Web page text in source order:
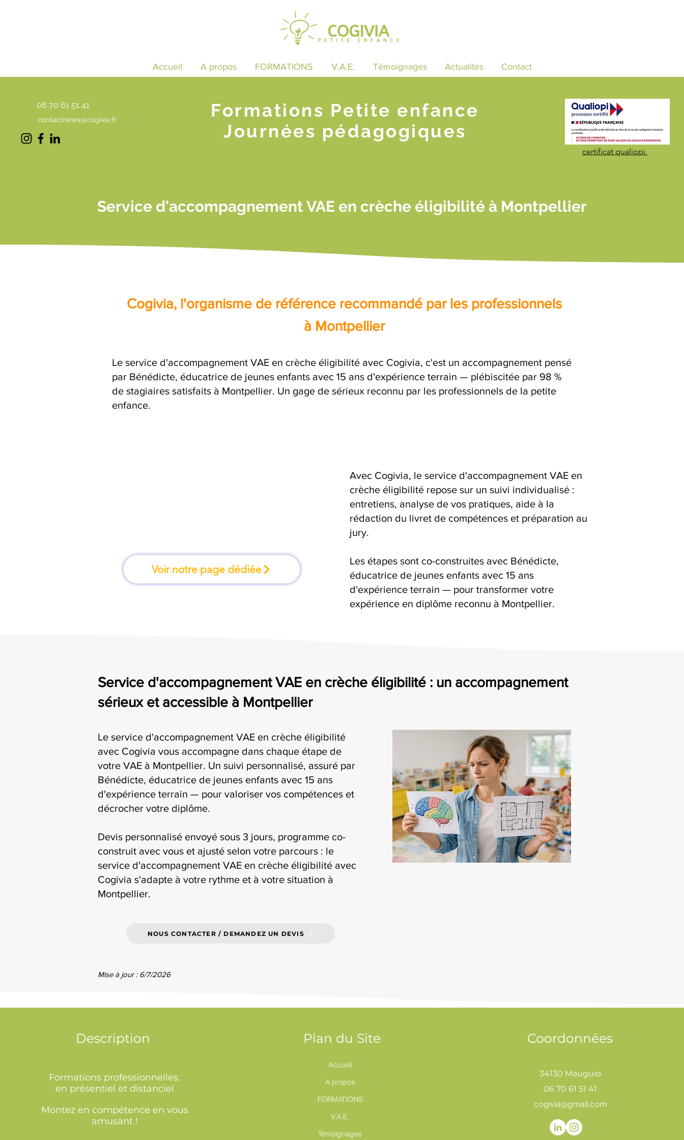
Accueil A propos FORMATIONS V.A.E. Témoignages Actualités Contact
06 70 61 51 41
contactnews@cogivia.fr
Formations Petite enfance
Journées pédagogiques
certificat qualiopi
Service d'accompagnement VAE en crèche éligibilité à Montpellier
Cogivia, l'organisme de référence recommandé par les professionnels
à Montpellier
Le service d'accompagnement VAE en crèche éligibilité avec Cogivia, c'est un accompagnement pensé
par Bénédicte, éducatrice de jeunes enfants avec 15 ans d'expérience terrain — plébiscitée par 98 %
de stagiaires satisfaits à Montpellier. Un gage de sérieux reconnu par les professionnels de la petite
enfance.
Voir notre page dédiée
Avec Cogivia, le service d'accompagnement VAE en
crèche éligibilité repose sur un suivi individualisé :
entretiens, analyse de vos pratiques, aide à la
rédaction du livret de compétences et préparation au
jury.
Les étapes sont co-construites avec Bénédicte,
éducatrice de jeunes enfants avec 15 ans
d'expérience terrain — pour transformer votre
expérience en diplôme reconnu à Montpellier.
Service d'accompagnement VAE en crèche éligibilité : un accompagnement
sérieux et accessible à Montpellier
Le service d'accompagnement VAE en crèche éligibilité
avec Cogivia vous accompagne dans chaque étape de
votre VAE à Montpellier. Un suivi personnalisé, assuré par
Bénédicte, éducatrice de jeunes enfants avec 15 ans
d'expérience terrain — pour valoriser vos compétences et
décrocher votre diplôme.
Devis personnalisé envoyé sous 3 jours, programme co-
construit avec vous et ajusté selon votre parcours : le
service d'accompagnement VAE en crèche éligibilité avec
Cogivia s'adapte à votre rythme et à votre situation à
Montpellier.
NOUS CONTACTER / DEMANDEZ UN DEVIS
Mise à jour : 6/7/2026
Description
Formations professionnelles,
en présentiel et distanciel
Montez en compétence en vous
amusant !
Plan du Site
Accueil
A propos
FORMATIONS
V.A.E.
Témoignages
Coordonnées
34130 Mauguio
06 70 61 51 41
cogivia@gmail.com